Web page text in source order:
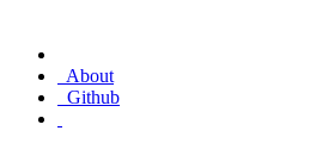
About
Github